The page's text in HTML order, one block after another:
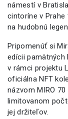
námestí v
cintoríne v
na hudobnú
Pripomenúť si
edícii
v rámci projektu
oficiálna NFT
názvom MIRO
limitovanom
jej držiteľov.